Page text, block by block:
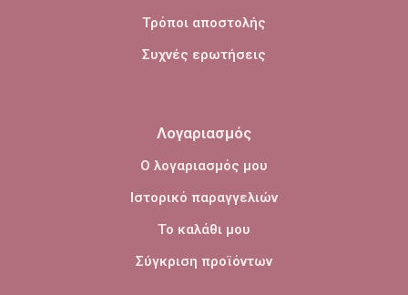
Τρόποι αποστολής
Συχνές ερωτήσεις
Λογαριασμός
Ο λογαριασμός μου
Ιστορικό παραγγελιών
Το καλάθι μου
Σύγκριση προϊόντων